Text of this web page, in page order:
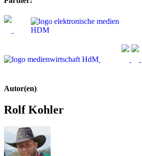
Autor(en)
Rolf Kohler